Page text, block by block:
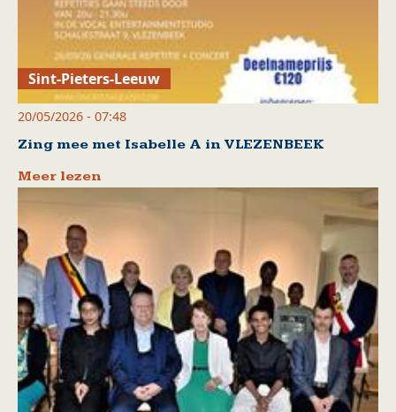
Sint-Pieters-Leeuw
20/05/2026 - 07:48
Zing mee met Isabelle A in VLEZENBEEK
Meer lezen